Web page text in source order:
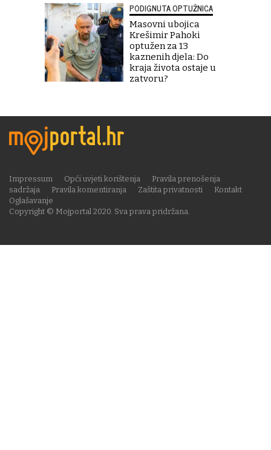
PODIGNUTA OPTUŽNICA
Masovni ubojica
Krešimir Pahoki
optužen za 13
kaznenih djela: Do
kraja života ostaje u
zatvoru?
Copyright © Mojportal 2020. Sva prava pridržana.
Impressum Opći uvjeti korištenja
Pravila prenošenja
sadržaja
Pravila komentiranja Zaštita privatnosti
Kontakt
Oglašavanje